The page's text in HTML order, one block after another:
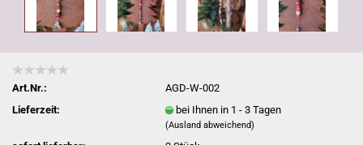
Art.Nr.:
AGD-W-002
Lieferzeit:
bei Ihnen in 1 - 3 Tagen
(Ausland abweichend)